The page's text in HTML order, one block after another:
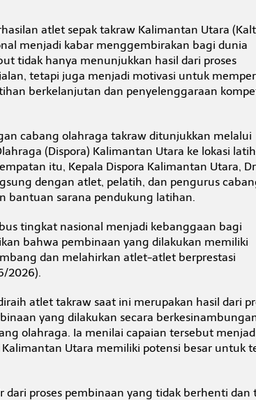
atlet sepak takraw Kalimantan Utara
menjadi kabar menggembirakan bagi dunia
tidak hanya menunjukkan hasil dari proses
tetapi juga menjadi motivasi untuk
berkelanjutan dan penyelenggaraan
cabang olahraga takraw ditunjukkan melalui
(Dispora) Kalimantan Utara ke lokasi
itu, Kepala Dispora Kalimantan Utara, Dr.
dengan atlet, pelatih, dan pengurus
bantuan sarana pendukung latihan.
tingkat nasional menjadi kebanggaan bagi
bahwa pembinaan yang dilakukan memiliki
dan melahirkan atlet-atlet berprestasi
2026).
atlet takraw saat ini merupakan hasil dari
yang dilakukan secara
olahraga. Ia menilai capaian tersebut
Utara memiliki potensi besar untuk
dari proses pembinaan yang tidak berhenti dan